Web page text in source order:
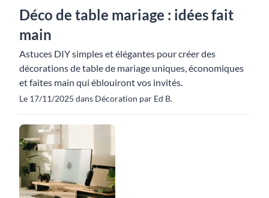
Déco de table mariage : idées fait
main
Astuces DIY simples et élégantes pour créer des
décorations de table de mariage uniques, économiques
et faites main qui éblouiront vos invités.
Le 17/11/2025 dans Décoration par Ed B.